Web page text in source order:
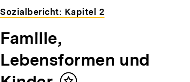
Sozialbericht: Kapitel 2
Familie,
Lebensformen und